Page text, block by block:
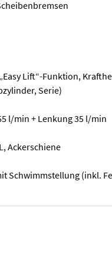
Lift“-Funktion,
Serie)
l/min + Lenkung 35 l/min
Ackerschiene
Schwimmstellung (inkl.